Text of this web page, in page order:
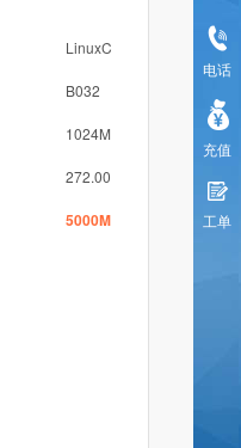
LinuxC
B032
1024M
272.00
5000M
电话
充值
工单